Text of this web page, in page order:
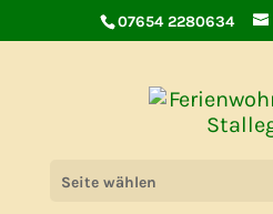
07654 2280634
Seite wählen
Junge Ziegen